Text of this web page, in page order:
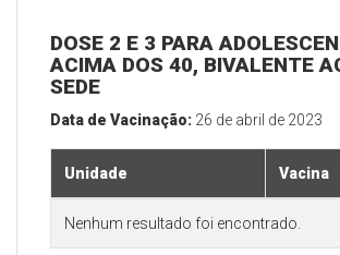
DOSE 2 E 3 PARA
ACIMA DOS 40, BIVALENTE
SEDE
Data de Vacinação: 26 de abril de 2023
Unidade Vacina
Nenhum resultado foi encontrado.